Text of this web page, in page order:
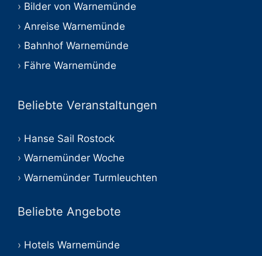
Bilder von Warnemünde
Anreise Warnemünde
Bahnhof Warnemünde
Fähre Warnemünde
Beliebte Veranstaltungen
Hanse Sail Rostock
Warnemünder Woche
Warnemünder Turmleuchten
Beliebte Angebote
Hotels Warnemünde